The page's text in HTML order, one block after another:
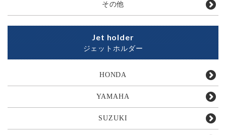
その他
Jet holder
ジェットホルダー
HONDA
YAMAHA
SUZUKI